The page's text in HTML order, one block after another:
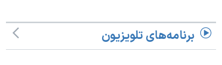
برنامه‌های تلویزیون